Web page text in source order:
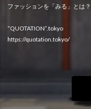
ファッションを「みる」とは？
“QUOTATION”.tokyo
https://quotation.tokyo/